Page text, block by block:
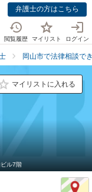
弁護士の方はこちら
閲覧履歴 マイリスト ログイン
岡山市で法律相談で
マイリストに入れる
ル7階